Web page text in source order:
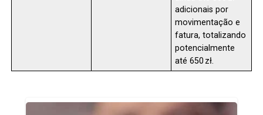
adicionais por
movimentação e
fatura, totalizando
potencialmente
até 650 zł.